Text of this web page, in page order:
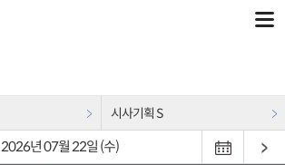
시사기획 S
2026년 07월 22일 (수)